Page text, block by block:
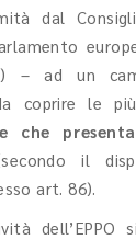
dal
– ad un
coprire le
che
il
art. 86).
dell’EPPO